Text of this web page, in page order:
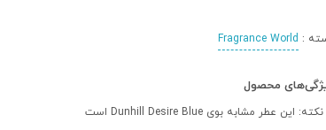
:
Fragrance World
محصول
نکته: این عطر مشابه بوی Dunhill Desire Blue است